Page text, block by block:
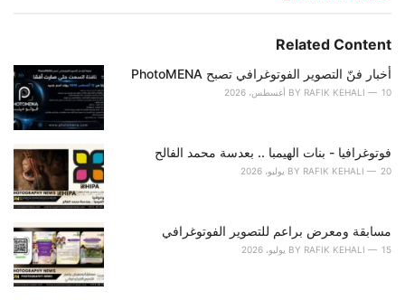
e
o
r
:
Related Content
أخبار فنّ التصوير الفوتوغرافي تصبح PhotoMENA
BY RAFIK KEHALI 10 أغسطس، 2026
فوتوغرافيا - بنات الهيمبا .. بعدسة محمد الفالح
BY RAFIK KEHALI 20 يوليو، 2026
مسابقة ومعرض براعم للتصوير الفوتوغرافي
BY RAFIK KEHALI 15 يوليو، 2026